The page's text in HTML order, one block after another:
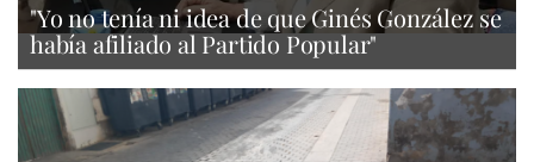
"Yo no tenía ni idea de que Ginés González se
había afiliado al Partido Popular"